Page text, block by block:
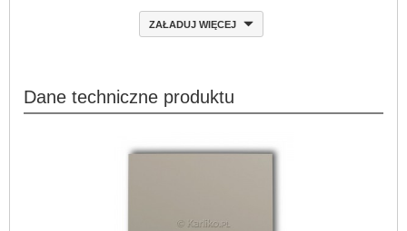
ZAŁADUJ WIĘCEJ
Dane techniczne produktu